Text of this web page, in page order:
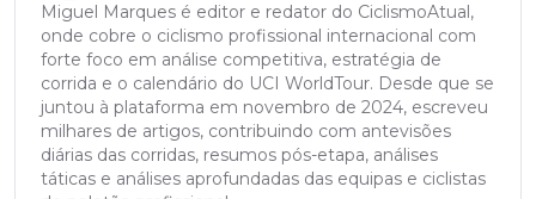
Miguel Marques é editor e redator do CiclismoAtual,
onde cobre o ciclismo profissional internacional com
forte foco em análise competitiva, estratégia de
corrida e o calendário do UCI WorldTour. Desde que se
juntou à plataforma em novembro de 2024, escreveu
milhares de artigos, contribuindo com antevisões
diárias das corridas, resumos pós-etapa, análises
táticas e análises aprofundadas das equipas e ciclistas